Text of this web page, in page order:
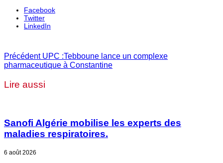
Facebook
Twitter
LinkedIn
PrécédentUPC :Tebboune lance un complexe
pharmaceutique à Constantine
Lire aussi
Sanofi Algérie mobilise les experts des
maladies respiratoires.
6 août 2026